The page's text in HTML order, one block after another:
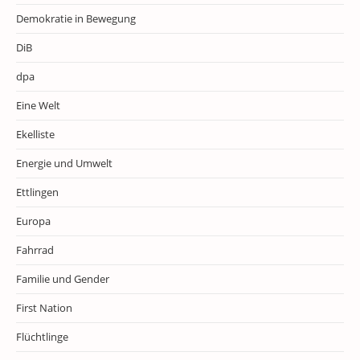
Demokratie in Bewegung
DiB
dpa
Eine Welt
Ekelliste
Energie und Umwelt
Ettlingen
Europa
Fahrrad
Familie und Gender
First Nation
Flüchtlinge